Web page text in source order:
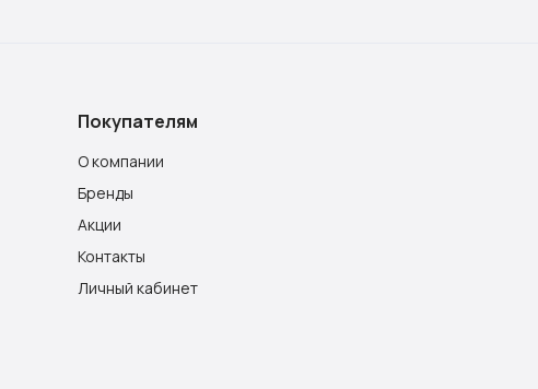
Покупателям
О компании
Бренды
Акции
Контакты
Личный кабинет